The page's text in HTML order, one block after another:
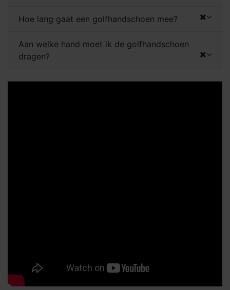
Hoe lang gaat een golfhandschoen mee?
Aan welke hand moet ik de golfhandschoen
dragen?